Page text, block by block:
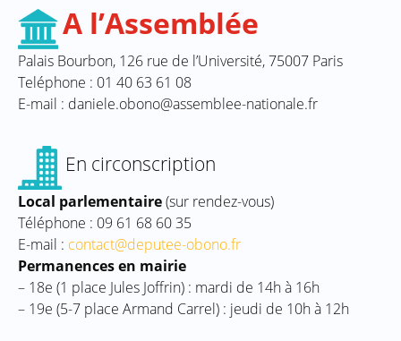
A l’Assemblée
Palais Bourbon, 126 rue de l’Université, 75007 Paris
Teléphone : 01 40 63 61 08
E-mail : daniele.obono@assemblee-nationale.fr
En circonscription
Local parlementaire(sur rendez-vous)
Téléphone : 09 61 68 60 35
E-mail : contact@deputee-obono.fr
Permanences en mairie
– 18e (1 place Jules Joffrin) : mardi de 14h à 16h
– 19e (5-7 place Armand Carrel) : jeudi de 10h à 12h